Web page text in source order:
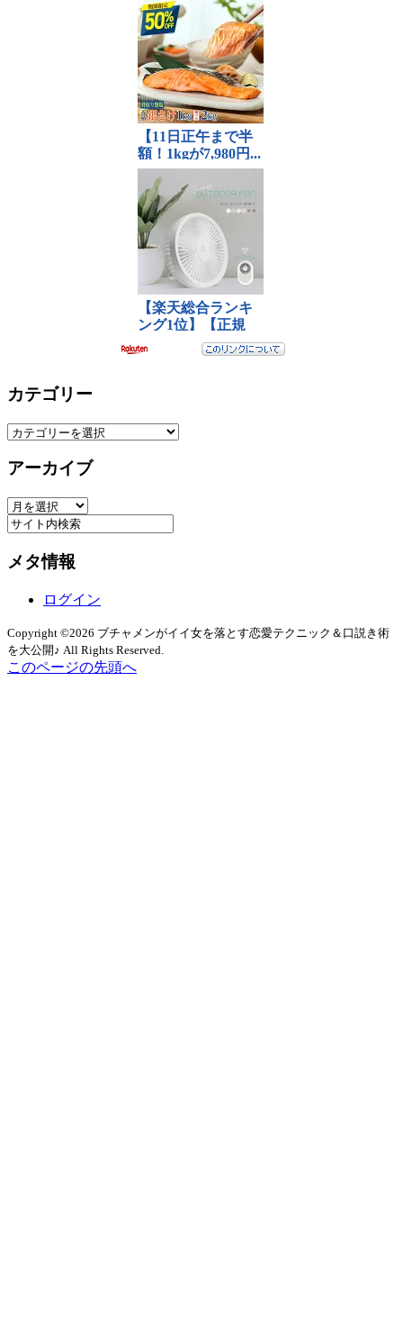
カテゴリー
カ
ゴ
ー
アーカイブ
ア
ー
イ
メタ情報
ログイン
Copyright ©2026 ブチャメンがイイ女を落とす恋愛テクニック＆口説き術
を大公開♪ All Rights Reserved.
このページの先頭へ